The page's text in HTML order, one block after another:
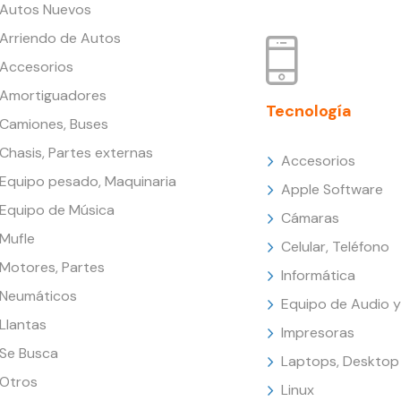
Nuevos
de Autos
Buses
Partes externas
pesado, Maquinaria
de Música
Partes
Busca
Tecnología
Accesorios
Apple Software
Cámaras
Celular, Teléfono
Informática
Equipo de Audio
Impresoras
Laptops, Desktop
Linux